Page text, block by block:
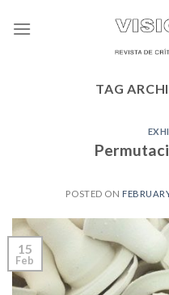
TAG
POSTED ON
15
Feb